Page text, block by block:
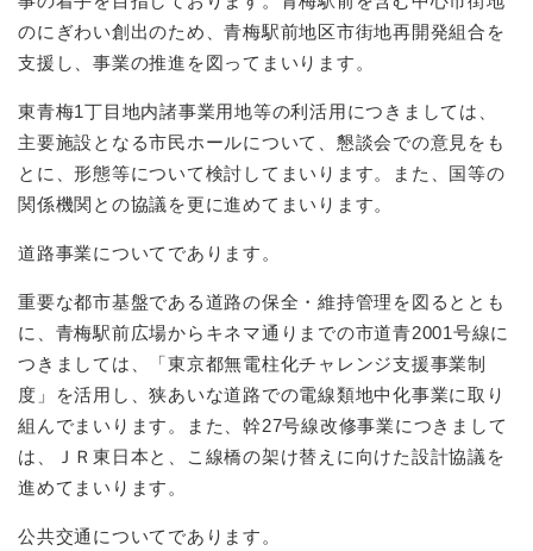
のにぎわい創出のため、青梅駅前地区市街地再開発組合を
支援し、事業の推進を図ってまいります。
東青梅1丁目地内諸事業用地等の利活用につきましては、
主要施設となる市民ホールについて、懇談会での意見をも
とに、形態等について検討してまいります。また、国等の
関係機関との協議を更に進めてまいります。
道路事業についてであります。
重要な都市基盤である道路の保全・維持管理を図るととも
に、青梅駅前広場からキネマ通りまでの市道青2001号線に
つきましては、「東京都無電柱化チャレンジ支援事業制
度」を活用し、狭あいな道路での電線類地中化事業に取り
組んでまいります。また、幹27号線改修事業につきまして
は、ＪＲ東日本と、こ線橋の架け替えに向けた設計協議を
進めてまいります。
公共交通についてであります。